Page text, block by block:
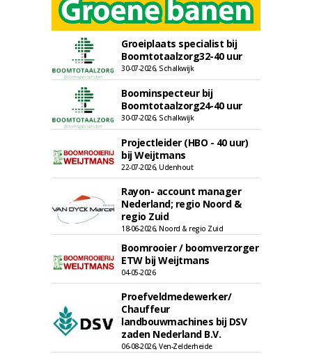
Groeiplaats specialist bij
Boomtotaalzorg32-40 uur
30-07-2026, Schalkwijk
Boominspecteur bij
Boomtotaalzorg24-40 uur
30-07-2026, Schalkwijk
Projectleider (HBO - 40 uur)
bij Weijtmans
22-07-2026, Udenhout
Rayon- account manager
Nederland; regio Noord &
regio Zuid
18-06-2026, Noord & regio Zuid
Boomrooier / boomverzorger
ETW bij Weijtmans
04-05-2026
Proefveldmedewerker/
Chauffeur
landbouwmachines bij DSV
zaden Nederland B.V.
06-08-2026, Ven-Zelderheide